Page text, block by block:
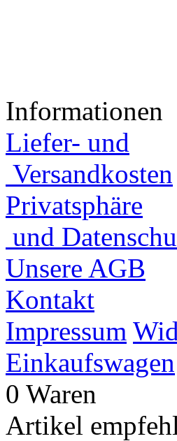
Informationen
Liefer- und
Versandkosten
Privatsphäre
und
Unsere AGB
Kontakt
Impressum
Einkaufswagen
0 Waren
Artikel